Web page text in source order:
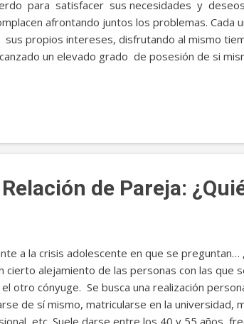
para satisfacer sus necesidades y
afrontando juntos los problemas. Cada
propios intereses, disfrutando al mismo
un elevado grado de posesión de si
autenticidad y respeto mutuo
que pueden seguir afectando. En esta
de Pareja:
a la crisis adolescente en que se preguntan…
cierto alejamiento de las personas con las que
otro cónyuge. Se busca una realización
de sí mismo, matricularse en la universidad,